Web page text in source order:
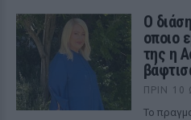
Ο
οποιο
της η
ΠΡΙΝ 10
Το